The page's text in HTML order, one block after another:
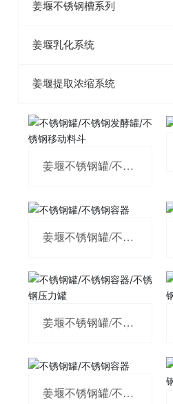
姜堰不锈钢槽系列
姜堰乳化系统
姜堰提取浓缩系统
姜堰不锈钢罐/不锈
姜堰不锈钢罐/不锈
姜堰不锈钢罐/不锈
姜堰不锈钢罐/不锈